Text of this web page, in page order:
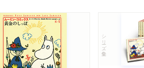
シリーズ・全集